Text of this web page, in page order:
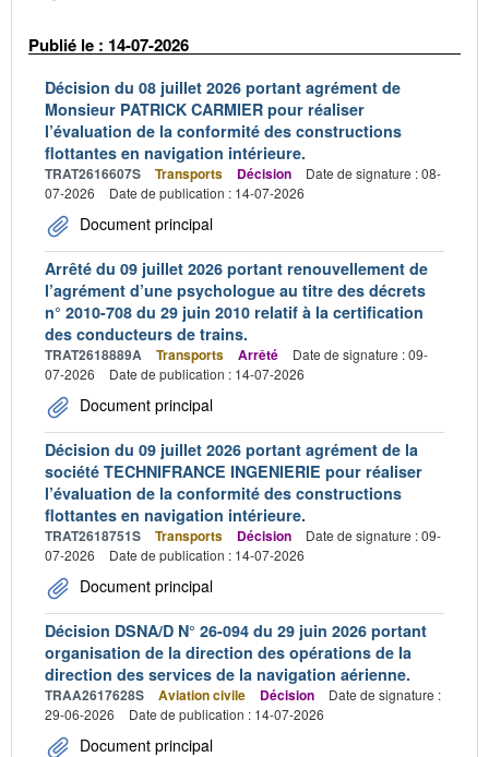
Publié le : 14-07-2026
Décision du 08 juillet 2026 portant agrément de
Monsieur PATRICK CARMIER pour réaliser
l’évaluation de la conformité des constructions
flottantes en navigation intérieure.
TRAT2616607S Transports Décision
Date de signature : 08-
07-2026
Date de publication : 14-07-2026
Document principal
Arrêté du 09 juillet 2026 portant renouvellement de
l’agrément d’une psychologue au titre des décrets
n° 2010-708 du 29 juin 2010 relatif à la certification
des conducteurs de trains.
TRAT2618889A Transports Arrêté
Date de signature : 09-
07-2026
Date de publication : 14-07-2026
Document principal
Décision du 09 juillet 2026 portant agrément de la
société TECHNIFRANCE INGENIERIE pour réaliser
l’évaluation de la conformité des constructions
flottantes en navigation intérieure.
TRAT2618751S Transports Décision
Date de signature : 09-
07-2026
Date de publication : 14-07-2026
Document principal
Décision DSNA/D N° 26-094 du 29 juin 2026 portant
organisation de la direction des opérations de la
direction des services de la navigation aérienne.
TRAA2617628S Aviation civile Décision
Date de signature :
29-06-2026
Date de publication : 14-07-2026
Document principal